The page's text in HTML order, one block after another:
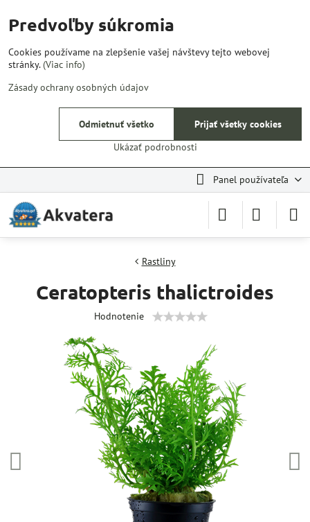
Panel používateľa
Rastliny
Ceratopteris thalictroides
Hodnotenie
Predvoľby súkromia
Cookies používame na zlepšenie vašej návštevy tejto webovej
stránky.(Viac info)
Zásady ochrany osobných údajov
Ukázať podrobnosti
Prijať všetky cookies
Odmietnuť všetko